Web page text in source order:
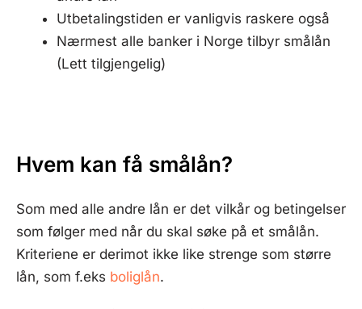
Utbetalingstiden er vanligvis raskere også
Nærmest alle banker i Norge tilbyr smålån
(Lett tilgjengelig)
Hvem kan få smålån?
Som med alle andre lån er det vilkår og betingelser
som følger med når du skal søke på et smålån.
Kriteriene er derimot ikke like strenge som større
lån, som f.eks boliglån.